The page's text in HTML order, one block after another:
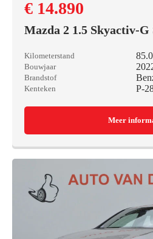
€ 14.890
Mazda 2 1.5 Skyactiv-
Kilometerstand
Bouwjaar
Brandstof
Kenteken P-
Meer